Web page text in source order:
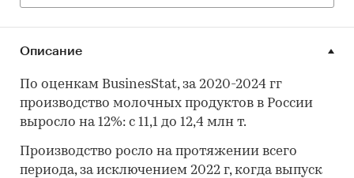
Описание
По оценкам BusinesStat, за 2020-2024 гг
производство молочных продуктов в России
выросло на 12%: с 11,1 до 12,4 млн т.
Производство росло на протяжении всего
периода, за исключением 2022 г, когда выпуск